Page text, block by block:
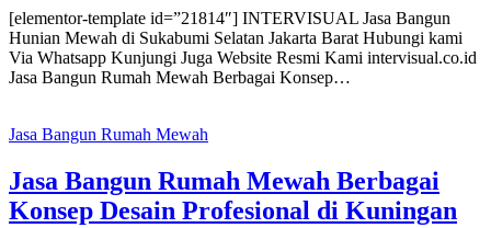
[elementor-template id=”21814″] INTERVISUAL Jasa Bangun
Hunian Mewah di Sukabumi Selatan Jakarta Barat Hubungi kami
Via Whatsapp Kunjungi Juga Website Resmi Kami intervisual.co.id
Jasa Bangun Rumah Mewah Berbagai Konsep…
Jasa Bangun Rumah Mewah
Jasa Bangun Rumah Mewah Berbagai
Konsep Desain Profesional di Kuningan